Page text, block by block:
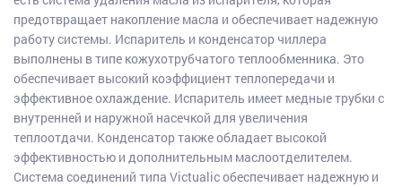
предотвращает накопление масла и обеспечивает надежную
работу системы. Испаритель и конденсатор чиллера
выполнены в типе кожухотрубчатого теплообменника. Это
обеспечивает высокий коэффициент теплопередачи и
эффективное охлаждение. Испаритель имеет медные трубки с
внутренней и наружной насечкой для увеличения
теплоотдачи. Конденсатор также обладает высокой
эффективностью и дополнительным маслоотделителем.
Система соединений типа Victualic обеспечивает надежную и